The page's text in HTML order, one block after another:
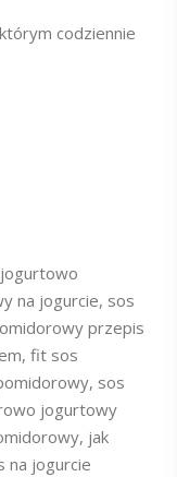
codziennie
jogurtowo
na jogurcie, sos
przepis
fit sos
sos
jogurtowy
jak
na jogurcie